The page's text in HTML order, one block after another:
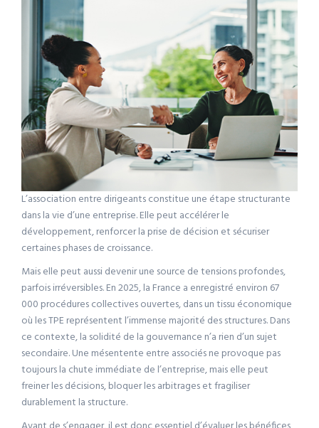
L’association entre dirigeants constitue une étape structurante
dans la vie d’une entreprise. Elle peut accélérer le
développement, renforcer la prise de décision et sécuriser
certaines phases de croissance.
Mais elle peut aussi devenir une source de tensions profondes,
parfois irréversibles. En 2025, la France a enregistré environ 67
000 procédures collectives ouvertes, dans un tissu économique
où les TPE représentent l’immense majorité des structures. Dans
ce contexte, la solidité de la gouvernance n’a rien d’un sujet
secondaire. Une mésentente entre associés ne provoque pas
toujours la chute immédiate de l’entreprise, mais elle peut
freiner les décisions, bloquer les arbitrages et fragiliser
durablement la structure.